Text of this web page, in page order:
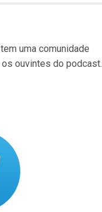
uma comunidade
ouvintes do podcast.